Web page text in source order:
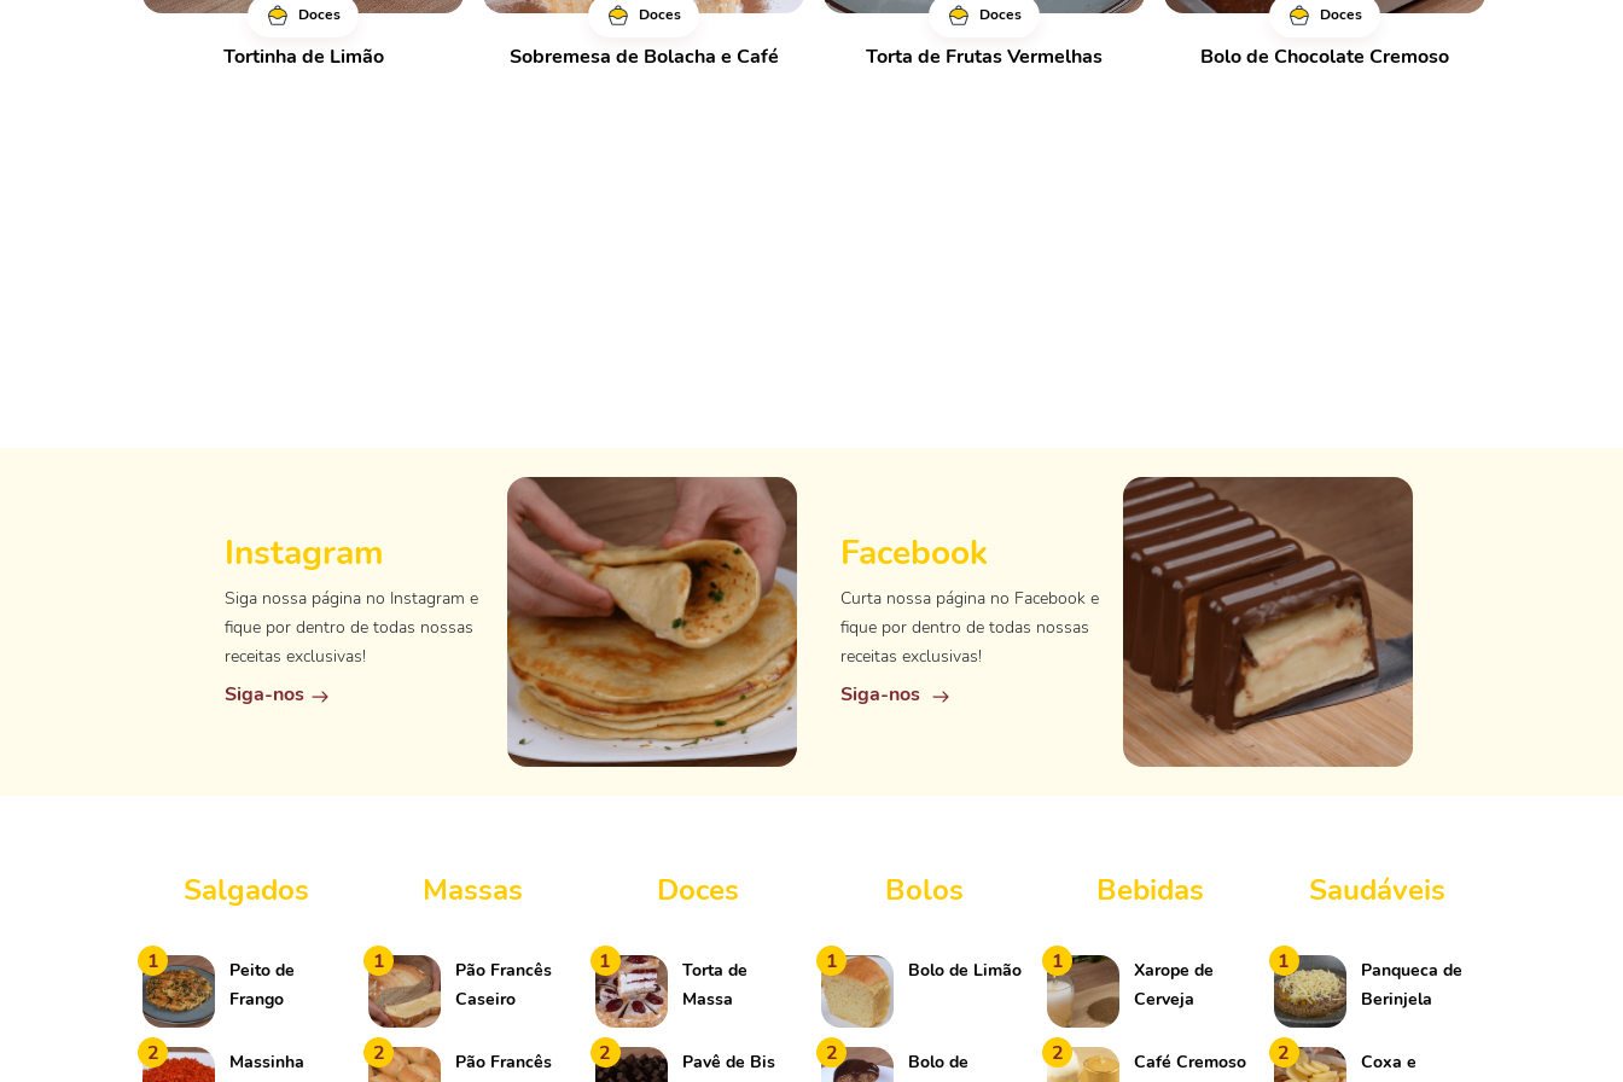
Doces
Tortinha de Limão
Doces
Sobremesa de Bolacha e Café
Doces
Torta de Frutas Vermelhas
Doces
Bolo de Chocolate Cremoso
Instagram
Siga nossa página no Instagram e
fique por dentro de todas nossas
receitas exclusivas!
Siga-nos
Facebook
Curta nossa página no Facebook e
fique por dentro de todas nossas
receitas exclusivas!
Siga-nos
Salgados
1
Peito de
Frango
com Queijo
2
Massinha
Massas
1
Pão Francês
Caseiro
2 Pão Francês
Doces
1
Torta de
Massa
Geleia
2 Pavê de Bis
Bolos
1 Bolo de Limão
2
Bolo de
Bebidas
1
Xarope de
Cerveja
2 Café Cremoso
Saudáveis
1
Panqueca de
Berinjela
2
Coxa e